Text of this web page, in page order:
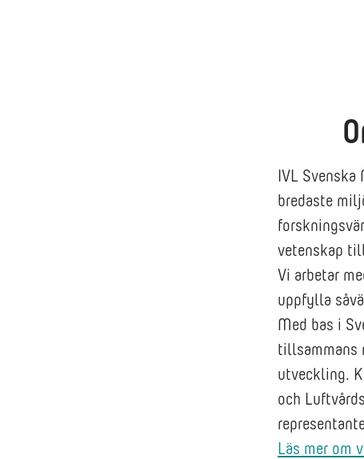
IVL
bredaste
vetenskap
Vi arbetar
uppfylla
Med bas i
tillsammans
utveckling.
och
Läs mer om